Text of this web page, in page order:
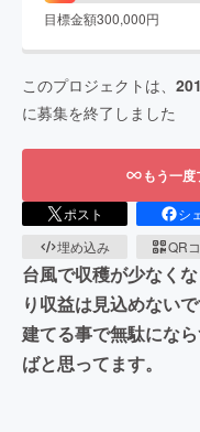
目標金額300,000円
このプロジェクトは、
に募集を終了しました
もう一
ポスト シ
埋め込み
QR
台風で収穫が少なく
り収益は見込めない
建てる事で無駄にな
ばと思ってます。